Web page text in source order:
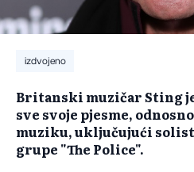
izdvojeno
Britanski muzičar Sting
sve svoje pjesme,
muziku, uključujući
grupe "The Police".